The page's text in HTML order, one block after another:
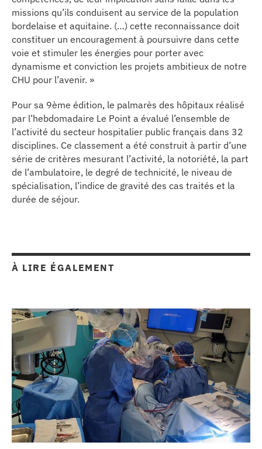
l’éditeur
un CHU
missions qu’ils conduisent au service de la population
bordelaise et aquitaine. (…) cette reconnaissance doit
constituer un encouragement à poursuivre dans cette
voie et stimuler les énergies pour porter avec
dynamisme et conviction les projets ambitieux de notre
CHU pour l’avenir. »
Pour sa 9ème édition, le palmarès des hôpitaux réalisé
par l’hebdomadaire Le Point a évalué l’ensemble de
l’activité du secteur hospitalier public français dans 32
disciplines. Ce classement a été construit à partir d’une
série de critères mesurant l’activité, la notoriété, la part
de l’ambulatoire, le degré de technicité, le niveau de
spécialisation, l’indice de gravité des cas traités et la
durée de séjour.
À LIRE ÉGALEMENT